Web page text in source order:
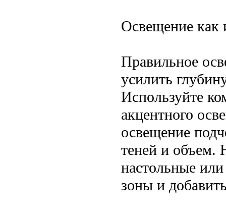
Освещение как
Правильное
усилить
Используйте
акцентного
освещение
теней и объем.
настольные
зоны и